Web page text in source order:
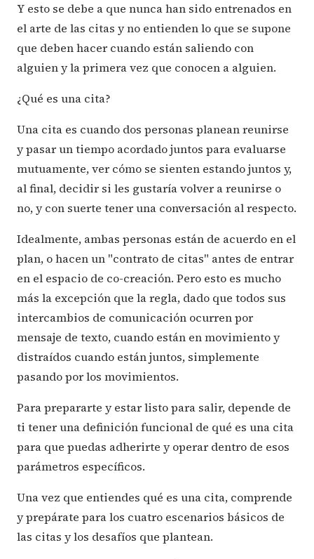
Y esto se debe a que nunca han sido entrenados en
el arte de las citas y no entienden lo que se supone
que deben hacer cuando están saliendo con
alguien y la primera vez que conocen a alguien.
¿Qué es una cita?
Una cita es cuando dos personas planean reunirse
y pasar un tiempo acordado juntos para evaluarse
mutuamente, ver cómo se sienten estando juntos y,
al final, decidir si les gustaría volver a reunirse o
no, y con suerte tener una conversación al respecto.
Idealmente, ambas personas están de acuerdo en el
plan, o hacen un "contrato de citas" antes de entrar
en el espacio de co-creación. Pero esto es mucho
más la excepción que la regla, dado que todos sus
intercambios de comunicación ocurren por
mensaje de texto, cuando están en movimiento y
distraídos cuando están juntos, simplemente
pasando por los movimientos.
Para prepararte y estar listo para salir, depende de
ti tener una definición funcional de qué es una cita
para que puedas adherirte y operar dentro de esos
parámetros específicos.
Una vez que entiendes qué es una cita, comprende
y prepárate para los cuatro escenarios básicos de
las citas y los desafíos que plantean.